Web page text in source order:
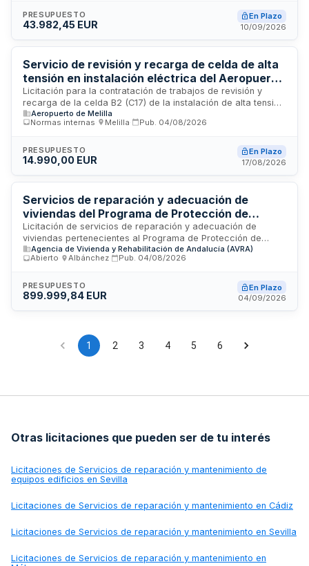
autorización de la Confederación Hidrográfica del Tajo, y
garantía de cumplimiento de la normativa de vertidos de
homologado para ejecutar las intervenciones conforme a la
normativa vigente.
PRESUPUESTO
43.982,45 EUR
En Plazo
10/09/2026
Servicio de revisión y recarga de celda de alta
tensión en instalación eléctrica del Aeropuerto
de Melilla
Licitación para la contratación de trabajos de revisión y
recarga de la celda B2 (C17) de la instalación de alta tensión
ubicada en el Aeropuerto de Melilla. Los trabajos incluyen
inspección técnica, llenado de gas SF6, generación de
de un mes. La empresa adjudicataria debe acreditar
competencia en trabajos con celdas de alta tensión,
vigilancia de seguridad operacional y asumir responsabilidad
de señalización, limpieza y garantía de los trabajos
realizados.
Aeropuerto de Melilla
Normas internas
Melilla Pub. 04/08/2026
PRESUPUESTO
14.990,00 EUR
En Plazo
17/08/2026
Servicios de reparación y adecuación de
viviendas del Programa de Protección de
Vivienda gestionados por AVRA Almería
Licitación de servicios de reparación y adecuación de
viviendas pertenecientes al Programa de Protección de
Vivienda, gestionados por la Agencia de Vivienda y
Rehabilitación de Andalucía en la provincia de Almería. Los
reparación y mejora de las condiciones de habitabilidad de
inmuebles residenciales tutelados. El contrato, con un
la calidad y los estándares de seguridad.
Agencia de Vivienda y Rehabilitación de Andalucía (AVRA)
Abierto
Albánchez Pub. 04/08/2026
PRESUPUESTO
899.999,84 EUR
En Plazo
04/09/2026
1 2 3 4 5 6
Otras licitaciones que pueden ser de tu interés
Licitaciones de Servicios de reparación y mantenimiento de
equipos edificios en Sevilla
Licitaciones de Servicios de reparación y mantenimiento en Cádiz
Licitaciones de Servicios de reparación y mantenimiento en Sevilla
Licitaciones de Servicios de reparación y mantenimiento en